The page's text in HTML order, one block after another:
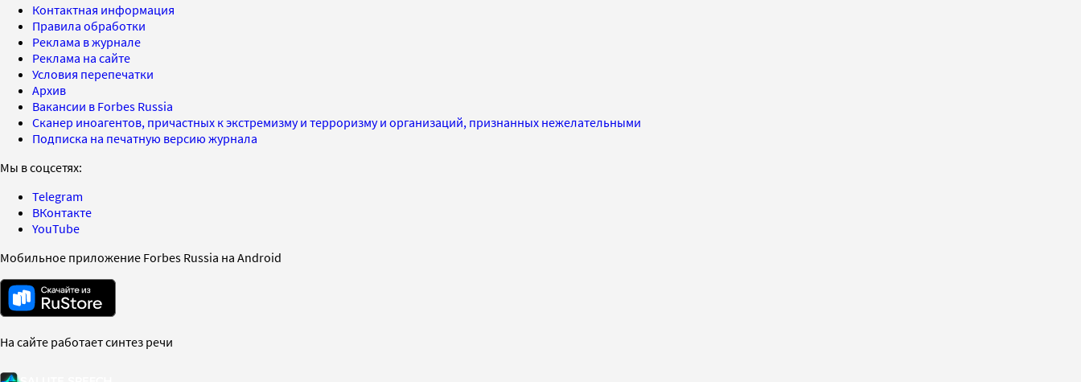
Контактная информация
Правила обработки
Реклама в журнале
Реклама на сайте
Условия перепечатки
Архив
Вакансии в Forbes Russia
Сканер иноагентов, причастных к экстремизму и терроризму и организаций, признанных нежелательными
Подписка на печатную версию журнала
Мы в соцсетях:
Telegram
ВКонтакте
YouTube
Мобильное приложение Forbes Russia на Android
На сайте работает синтез речи